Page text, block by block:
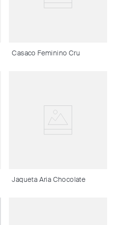
Casaco Feminino Cru
Jaqueta Aria Chocolate